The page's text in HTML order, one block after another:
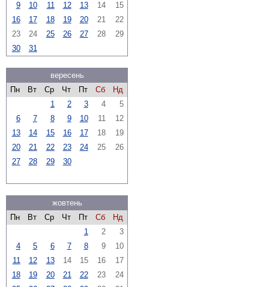
9
10 11 12 13 14
15
16
17 18 19 20 21
22
23
24 25 26 27 28
29
30
31
вересень
Пн
Вт Ср Чт Пт Сб
Нд
1
2 3 4
5
6
7 8 9 10 11
12
13
14 15 16 17 18
19
20
21 22 23 24 25
26
27
28 29 30
жовтень
Пн
Вт Ср Чт Пт Сб
Нд
1
2
3
4
5 6 7 8 9
10
11
12 13 14 15 16
17
18
19 20 21 22 23
24